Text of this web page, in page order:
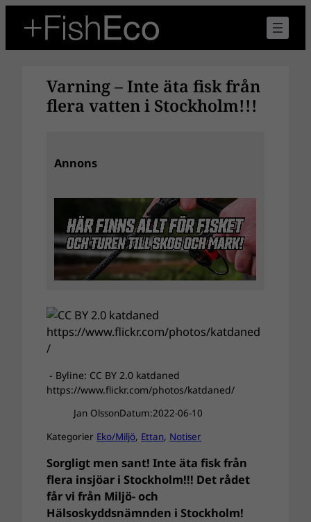
innehåll
Varning – Inte äta fisk från
flera vatten i Stockholm!!!
Annons
- Byline: CC BY 2.0 katdaned
https://www.flickr.com/photos/katdaned/
Jan OlssonDatum:2022-06-10
Kategorier Eko/Miljö, Ettan, Notiser
Sorgligt men sant! Inte äta fisk från
flera insjöar i Stockholm!!! Det rådet
får vi från Miljö- och
Hälsoskyddsnämnden i Stockholm!